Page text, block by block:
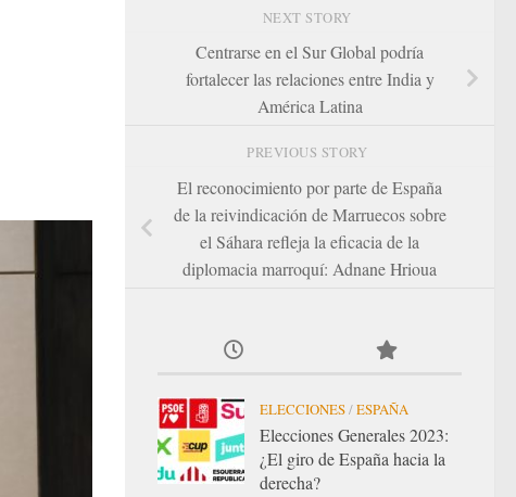
NEXT STORY
Centrarse en el Sur Global podría
fortalecer las relaciones entre India y
América Latina
PREVIOUS STORY
El reconocimiento por parte de España
de la reivindicación de Marruecos sobre
el Sáhara refleja la eficacia de la
diplomacia marroquí: Adnane Hrioua
ELECCIONES/ESPAÑA
Elecciones Generales 2023:
¿El giro de España hacia la
derecha?